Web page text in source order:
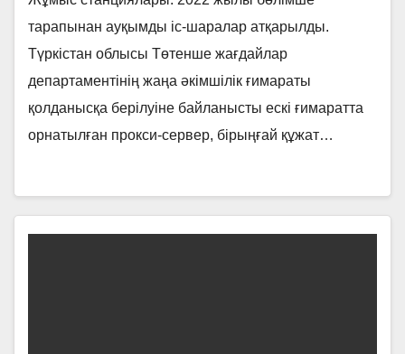
тарапынан ауқымды іс-шаралар атқарылды.
Түркістан облысы Төтенше жағдайлар
департаментінің жаңа әкімшілік ғимараты
қолданысқа берілуіне байланысты ескі ғимаратта
орнатылған прокси-сервер, бірыңғай құжат…